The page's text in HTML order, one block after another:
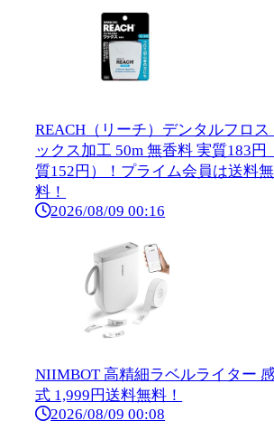
REACH（リーチ）デンタルフロス
ックス加工 50m 無香料 実質183円
質152円）！プライム会員は送料無
料！
2026/08/09 00:16
NIIMBOT 高精細ラベルライター
式 1,999円送料無料！
2026/08/09 00:08